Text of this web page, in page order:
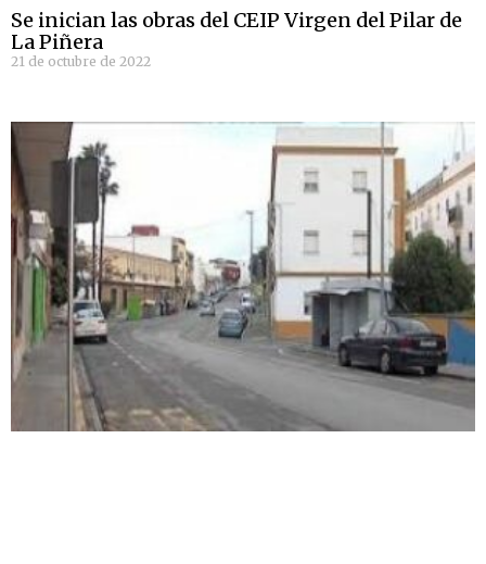
Se inician las obras del CEIP Virgen del Pilar de
La Piñera
21 de octubre de 2022